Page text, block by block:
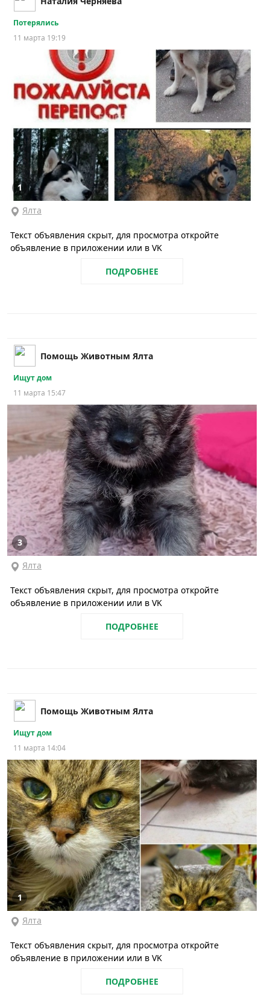
Потерялись
11 марта 19:19
1
Ялта
Текст объявления скрыт, для просмотра откройте
объявление в приложении или в VK
ПОДРОБНЕЕ
Помощь Животным Ялта
Ищут дом
11 марта 15:47
3
Ялта
Текст объявления скрыт, для просмотра откройте
объявление в приложении или в VK
ПОДРОБНЕЕ
Помощь Животным Ялта
Ищут дом
11 марта 14:04
1
Ялта
Текст объявления скрыт, для просмотра откройте
объявление в приложении или в VK
ПОДРОБНЕЕ